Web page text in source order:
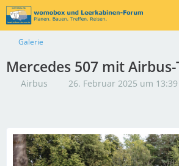
Galerie
Mercedes 507 mit
Airbus 26. Februar 2025 um 13:39